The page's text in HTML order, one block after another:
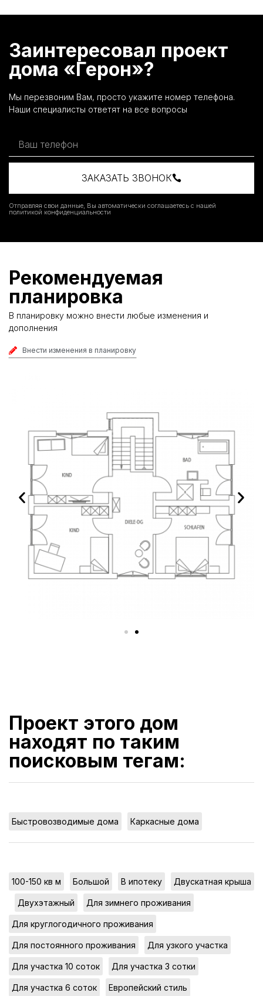
Заинтересовал проект
дома «Герон»?
Мы перезвоним Вам, просто укажите номер телефона.
Наши специалисты ответят на все вопросы
ЗАКАЗАТЬ ЗВОНОК
Отправляя свои данные, Вы автоматически соглашаетесь с нашей
политикой конфиденциальности
Рекомендуемая
планировка
В планировку можно внести любые изменения и
дополнения
Внести изменения в планировку
Проект этого дом
находят по таким
поисковым тегам:
Быстровозводимые дома Каркасные дома
100-150 кв м Большой В ипотеку Двускатная крыша
Двухэтажный Для зимнего проживания
Для круглогодичного проживания
Для постоянного проживания Для узкого участка
Для участка 10 соток Для участка 3 сотки
Для участка 6 соток Европейский стиль